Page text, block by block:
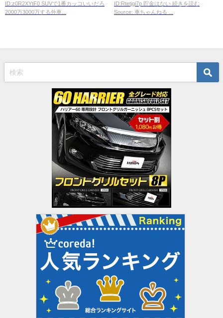
ID:z0R2XYtF0 SUVで1番カッコいいだろ
2000万3000万する外車...
ID:Rtetjgi7p 貯金はない 続きを読む
Source: 車ちゃんねる ...